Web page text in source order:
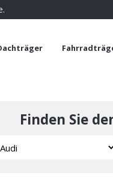
Finden Sie